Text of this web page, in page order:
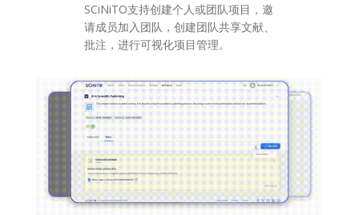
SCiNiTO支持创建个人或团队项目，邀
请成员加入团队，创建团队共享文献、
批注，进行可视化项目管理。